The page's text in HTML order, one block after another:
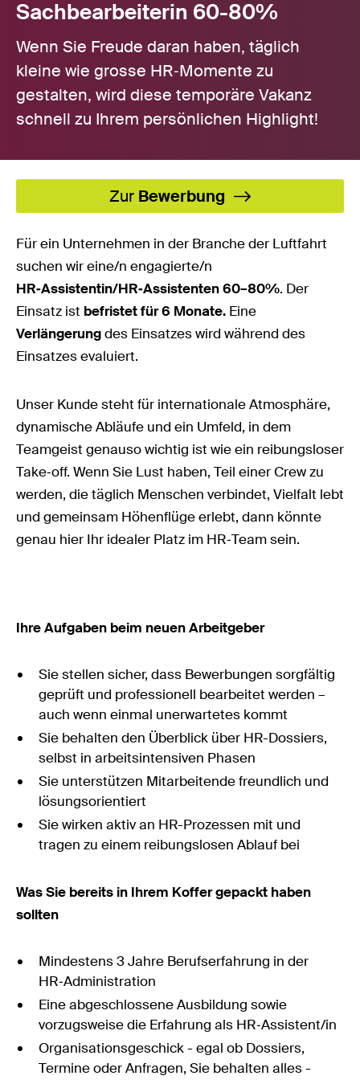
Sachbearbeiterin 60-80%
Wenn Sie Freude daran haben, täglich
kleine wie grosse HR‑Momente zu
gestalten, wird diese temporäre Vakanz
schnell zu Ihrem persönlichen Highlight!
Zur Bewerbung
Für ein Unternehmen in der Branche der Luftfahrt
suchen wir eine/n engagierte/n
HR‑Assistentin/HR‑Assistenten 60–80%. Der
Einsatz ist befristet für 6 Monate. Eine
Verlängerungdes Einsatzes wird während des
Einsatzes evaluiert.
Unser Kunde steht für internationale Atmosphäre,
dynamische Abläufe und ein Umfeld, in dem
Teamgeist genauso wichtig ist wie ein reibungsloser
Take‑off. Wenn Sie Lust haben, Teil einer Crew zu
werden, die täglich Menschen verbindet, Vielfalt lebt
und gemeinsam Höhenflüge erlebt, dann könnte
genau hier Ihr idealer Platz im HR‑Team sein.
Ihre Aufgaben beim neuen Arbeitgeber
Sie stellen sicher, dass Bewerbungen sorgfältig
geprüft und professionell bearbeitet werden –
auch wenn einmal unerwartetes kommt
Sie behalten den Überblick über HR-Dossiers,
selbst in arbeitsintensiven Phasen
Sie unterstützen Mitarbeitende freundlich und
lösungsorientiert
Sie wirken aktiv an HR-Prozessen mit und
tragen zu einem reibungslosen Ablauf bei
Was Sie bereits in Ihrem Koffer gepackt haben
sollten
Mindestens 3 Jahre Berufserfahrung in der
HR‑Administration
Eine abgeschlossene Ausbildung sowie
vorzugsweise die Erfahrung als HR‑Assistent/in
Organisationsgeschick - egal ob Dossiers,
Termine oder Anfragen, Sie behalten alles -